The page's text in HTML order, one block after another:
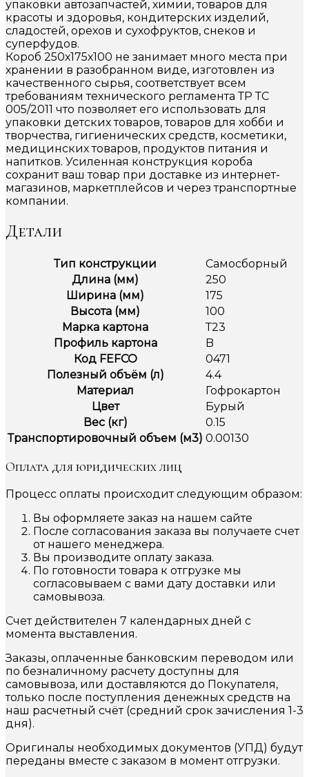
упаковки автозапчастей, химии, товаров для
красоты и здоровья, кондитерских изделий,
сладостей, орехов и сухофруктов, снеков и
суперфудов.
Короб 250х175х100 не занимает много места при
хранении в разобранном виде, изготовлен из
качественного сырья, соответствует всем
требованиям технического регламента ТР ТС
005/2011 что позволяет его использовать для
упаковки детских товаров, товаров для хобби и
творчества, гигиенических средств, косметики,
медицинских товаров, продуктов питания и
напитков. Усиленная конструкция короба
сохранит ваш товар при доставке из интернет-
магазинов, маркетплейсов и через транспортные
компании.
Детали
Тип конструкции
Самосборный
Длина (мм)
250
Ширина (мм)
175
Высота (мм)
100
Марка картона
Т23
Профиль картона
B
Код FEFCO
0471
Полезный объём (л)
4.4
Материал
Гофрокартон
Цвет
Бурый
Вес (кг)
0.15
Транспортировочный объем (м3) 0.00130
Оплата для юридических лиц
Процесс оплаты происходит следующим образом:
Вы оформляете заказ на нашем сайте
После согласования заказа вы получаете счет
от нашего менеджера.
Вы производите оплату заказа.
По готовности товара к отгрузке мы
согласовываем с вами дату доставки или
самовывоза.
Счет действителен 7 календарных дней с
момента выставления.
Заказы, оплаченные банковским переводом или
по безналичному расчету доступны для
самовывоза, или доставляются до Покупателя,
только после поступления денежных средств на
наш расчетный счёт (средний срок зачисления 1-3
дня).
Оригиналы необходимых документов (УПД) будут
переданы вместе с заказом в момент отгрузки.